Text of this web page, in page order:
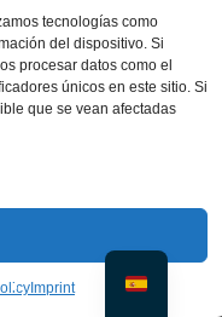
tecnologías como
del dispositivo. Si
procesar datos como el
únicos en este sitio. Si
que se vean afectadas
Imprint
Galletas